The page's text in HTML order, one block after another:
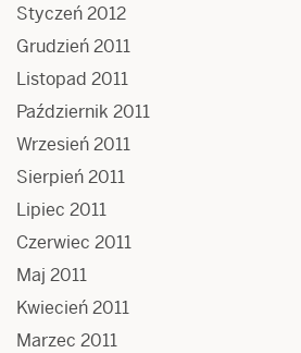
Styczeń 2012
Grudzień 2011
Listopad 2011
Październik 2011
Wrzesień 2011
Sierpień 2011
Lipiec 2011
Czerwiec 2011
Maj 2011
Kwiecień 2011
Marzec 2011